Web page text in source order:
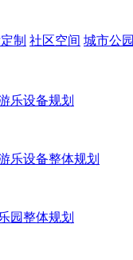
制 社区空间 城市公园
乐设备规划
乐设备整体规划
园整体规划